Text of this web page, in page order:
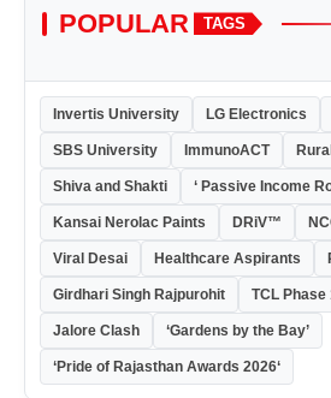
POPULAR TAGS
Invertis University LG Electronics
SBS University ImmunoACT
Shiva and Shakti ‘ Passive Income
Kansai Nerolac Paints DRiV™
Viral Desai Healthcare Aspirants
Girdhari Singh Rajpurohit TCL Phase
Jalore Clash ‘Gardens by the Bay’
‘Pride of Rajasthan Awards 2026‘